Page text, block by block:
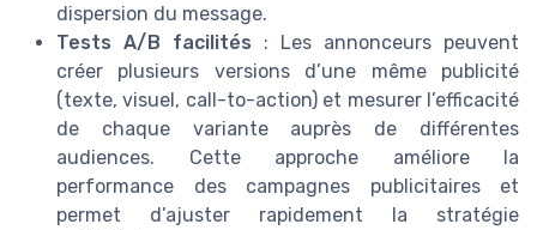
dispersion du message.
Tests A/B facilités : Les annonceurs peuvent
créer plusieurs versions d’une même publicité
(texte, visuel, call-to-action) et mesurer l’efficacité
de chaque variante auprès de différentes
audiences. Cette approche améliore la
performance des campagnes publicitaires et
permet d’ajuster rapidement la stratégie